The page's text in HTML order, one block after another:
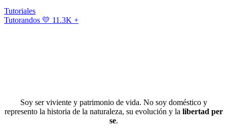
Tutoriales
Tutorandos 💛 11.3K +
Soy ser viviente y patrimonio de vida. No soy doméstico y
represento la historia de la naturaleza, su evolución y la libertad per
se.